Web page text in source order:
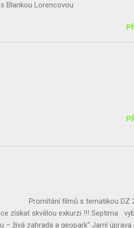
s Blankou Lorencovou
(Vanesa Dibelková, Kristýna
hodin Vám bude k dispozici
Promítání filmů s tematikou DZ
získat skvělou exkurzi !!! Septima
živá zahrada a geopark“ Jarní úprava